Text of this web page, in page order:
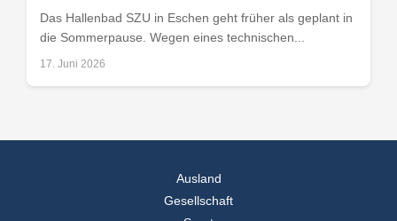
Das Hallenbad SZU in Eschen geht früher als geplant in
die Sommerpause. Wegen eines technischen...
17. Juni 2026
Ausland
Gesellschaft